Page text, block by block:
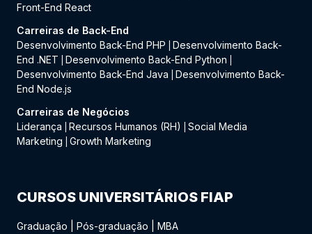
Front-End React
Carreiras de Back-End
Desenvolvimento Back-End PHP
Desenvolvimento Back-
End .NET
Desenvolvimento Back-End Python
Desenvolvimento Back-End Java
Desenvolvimento Back-
End Node.js
Carreiras de Negócios
Liderança
Recursos Humanos (RH)
Social Media
Marketing
Growth Marketing
CURSOS UNIVERSITÁRIOS FIAP
Graduação Pós-graduação MBA